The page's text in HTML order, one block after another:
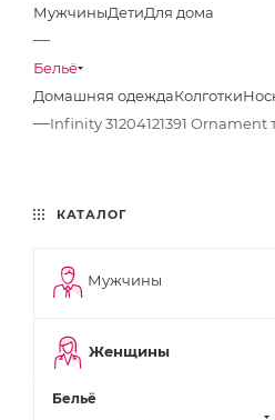
МужчиныДетиДля дома
—
Бельё
Домашняя одеждаКолготки
—Infinity 31204121391 Ornament
КАТАЛОГ
Мужчины
Женщины
Бельё